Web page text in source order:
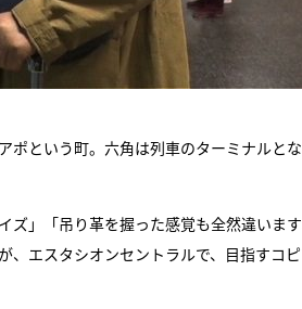
という町。六角は列車のターミナルと
ズ」「吊り革を握った感覚も全然違いま
エスタシオンセントラルで、目指すコ